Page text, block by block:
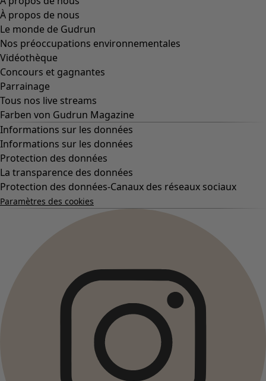
Tapis
Éponge
Céramique et verre
Tablecloths
Décoration et accessoires
Livres
Tissus
Coups de cœur antérieurs
Pièce
Salle de bain
Chambre
Salon
Cuisine et repas
Styles-Maison
Décoration classique et folklorique
Décoration à l'ancienne
Décoration scandinave
Décoration cosy